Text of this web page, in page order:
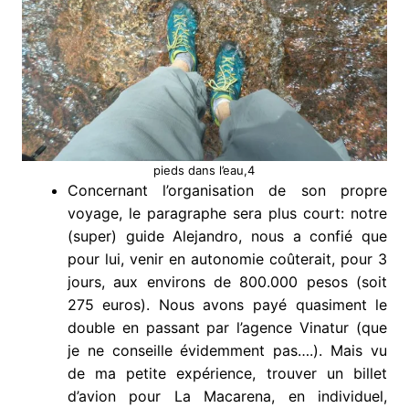
pieds dans l’eau,4
Concernant l’organisation de son propre
voyage, le paragraphe sera plus court: notre
(super) guide Alejandro, nous a confié que
pour lui, venir en autonomie coûterait, pour 3
jours, aux environs de 800.000 pesos (soit
275 euros). Nous avons payé quasiment le
double en passant par l’agence Vinatur (que
je ne conseille évidemment pas….). Mais vu
de ma petite expérience, trouver un billet
d’avion pour La Macarena, en individuel,